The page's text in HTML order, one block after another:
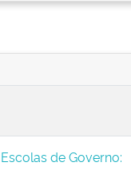
de Governo: